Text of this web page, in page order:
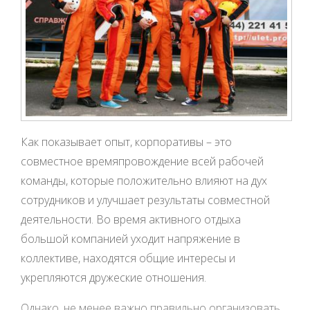
Как показывает опыт, корпоративы – это
совместное времяпровождение всей рабочей
команды, которые положительно влияют на дух
сотрудников и улучшает результаты совместной
деятельности. Во время активного отдыха
большой компанией уходит напряжение в
коллективе, находятся общие интересы и
укрепляются дружеские отношения.